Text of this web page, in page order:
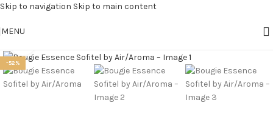
Skip to navigation Skip to main content
MENU
-52%